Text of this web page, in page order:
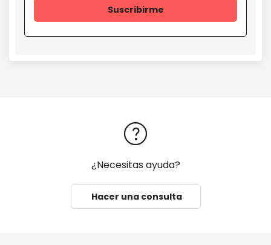
Suscribirme
¿Necesitas ayuda?
Hacer una consulta